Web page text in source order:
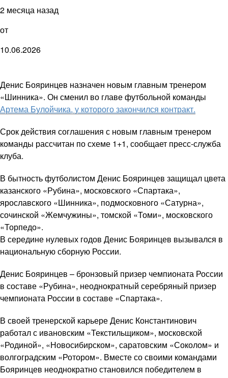
2 месяца назад
от
10.06.2026
Денис Бояринцев назначен новым главным тренером
«Шинника». Он сменил во главе футбольной команды
Артема Булойчика, у которого закончился контракт.
Срок действия соглашения с новым главным тренером
команды рассчитан по схеме 1+1, сообщает пресс-служба
клуба.
В бытность футболистом Денис Бояринцев защищал цвета
казанского «Рубина», московского «Спартака»,
ярославского «Шинника», подмосковного «Сатурна»,
сочинской «Жемчужины», томской «Томи», московского
«Торпедо».
В середине нулевых годов Денис Бояринцев вызывался в
национальную сборную России.
Денис Бояринцев – бронзовый призер чемпионата России
в составе «Рубина», неоднократный серебряный призер
чемпионата России в составе «Спартака».
В своей тренерской карьере Денис Константинович
работал с ивановским «Текстильщиком», московской
«Родиной», «Новосибирском», саратовским «Соколом» и
волгоградским «Ротором». Вместе со своими командами
Бояринцев неоднократно становился победителем в